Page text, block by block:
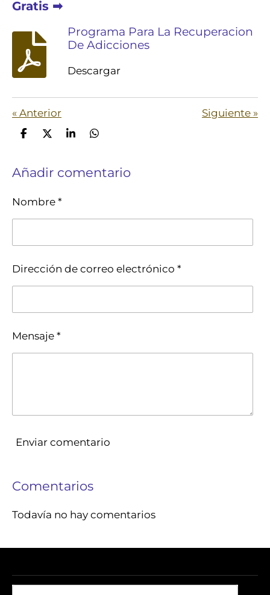
Gratis ➡︎
Programa Para La Recuperacion
De Adicciones
Descargar
«Anterior Siguiente »
C
p
t
C
p
t
C
p
C
p
Añadir comentario
Nombre *
Dirección de correo electrónico *
Mensaje *
Enviar comentario
Comentarios
Todavía no hay comentarios